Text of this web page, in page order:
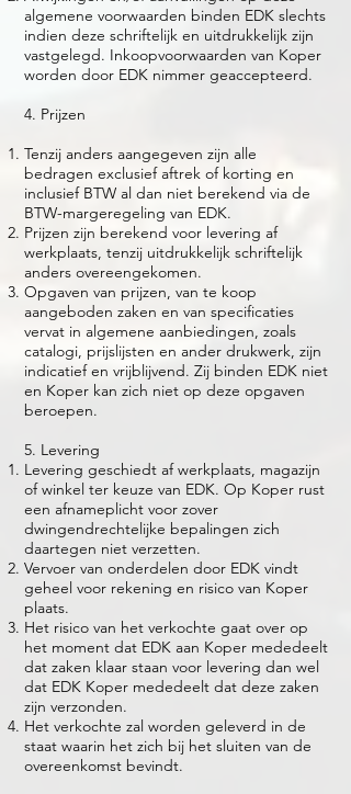
algemene voorwaarden binden EDK slechts
indien deze schriftelijk en uitdrukkelijk zijn
vastgelegd. Inkoopvoorwaarden van Koper
worden door EDK nimmer geaccepteerd.
4. Prijzen
Tenzij anders aangegeven zijn alle
bedragen exclusief aftrek of korting en
inclusief BTW al dan niet berekend via de
BTW-margeregeling van EDK.
Prijzen zijn berekend voor levering af
werkplaats, tenzij uitdrukkelijk schriftelijk
anders overeengekomen.
Opgaven van prijzen, van te koop
aangeboden zaken en van specificaties
vervat in algemene aanbiedingen, zoals
catalogi, prijslijsten en ander drukwerk, zijn
indicatief en vrijblijvend. Zij binden EDK niet
en Koper kan zich niet op deze opgaven
beroepen.
5. Levering
Levering geschiedt af werkplaats, magazijn
of winkel ter keuze van EDK. Op Koper rust
een afnameplicht voor zover
dwingendrechtelijke bepalingen zich
daartegen niet verzetten.
Vervoer van onderdelen door EDK vindt
geheel voor rekening en risico van Koper
plaats.
Het risico van het verkochte gaat over op
het moment dat EDK aan Koper mededeelt
dat zaken klaar staan voor levering dan wel
dat EDK Koper mededeelt dat deze zaken
zijn verzonden.
Het verkochte zal worden geleverd in de
staat waarin het zich bij het sluiten van de
overeenkomst bevindt.